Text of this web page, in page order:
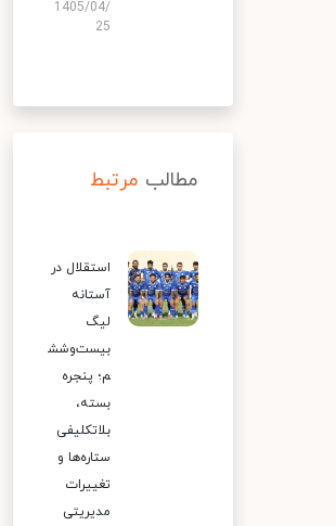
1405/04/
25
مطالب مرتبط
استقلال در
آستانه
لیگ
بیست‌وشش
م؛ پنجره
بسته،
بلاتکلیفی
ستاره‌ها و
تغییرات
مدیریتی